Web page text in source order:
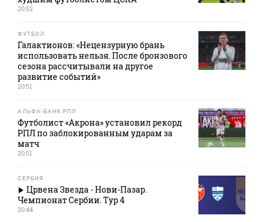
20:52
ФУТБОЛ
Галактионов: «Нецензурную брань
использовать нельзя. После бронзового
сезона рассчитывали на другое
развитие событий»
20:51
АЛЬФА-БАНК РПЛ
Футболист «Акрона» установил рекорд
РПЛ по заблокированным ударам за
матч
20:51
СЕРБИЯ
Црвена Звезда - Нови-Пазар.
Чемпионат Сербии. Тур 4
20:44